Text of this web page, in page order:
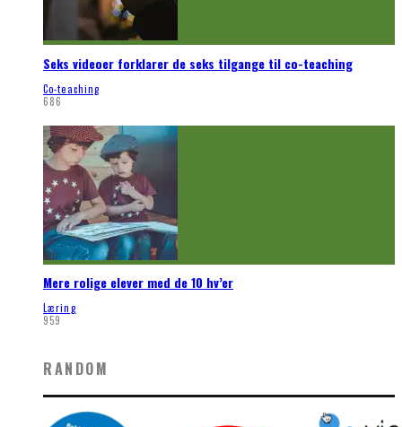
Seks videoer forklarer de seks tilgange til co-teaching
Co-teaching
686
Mere rolige elever med de 10 hv’er
Læring
959
RANDOM